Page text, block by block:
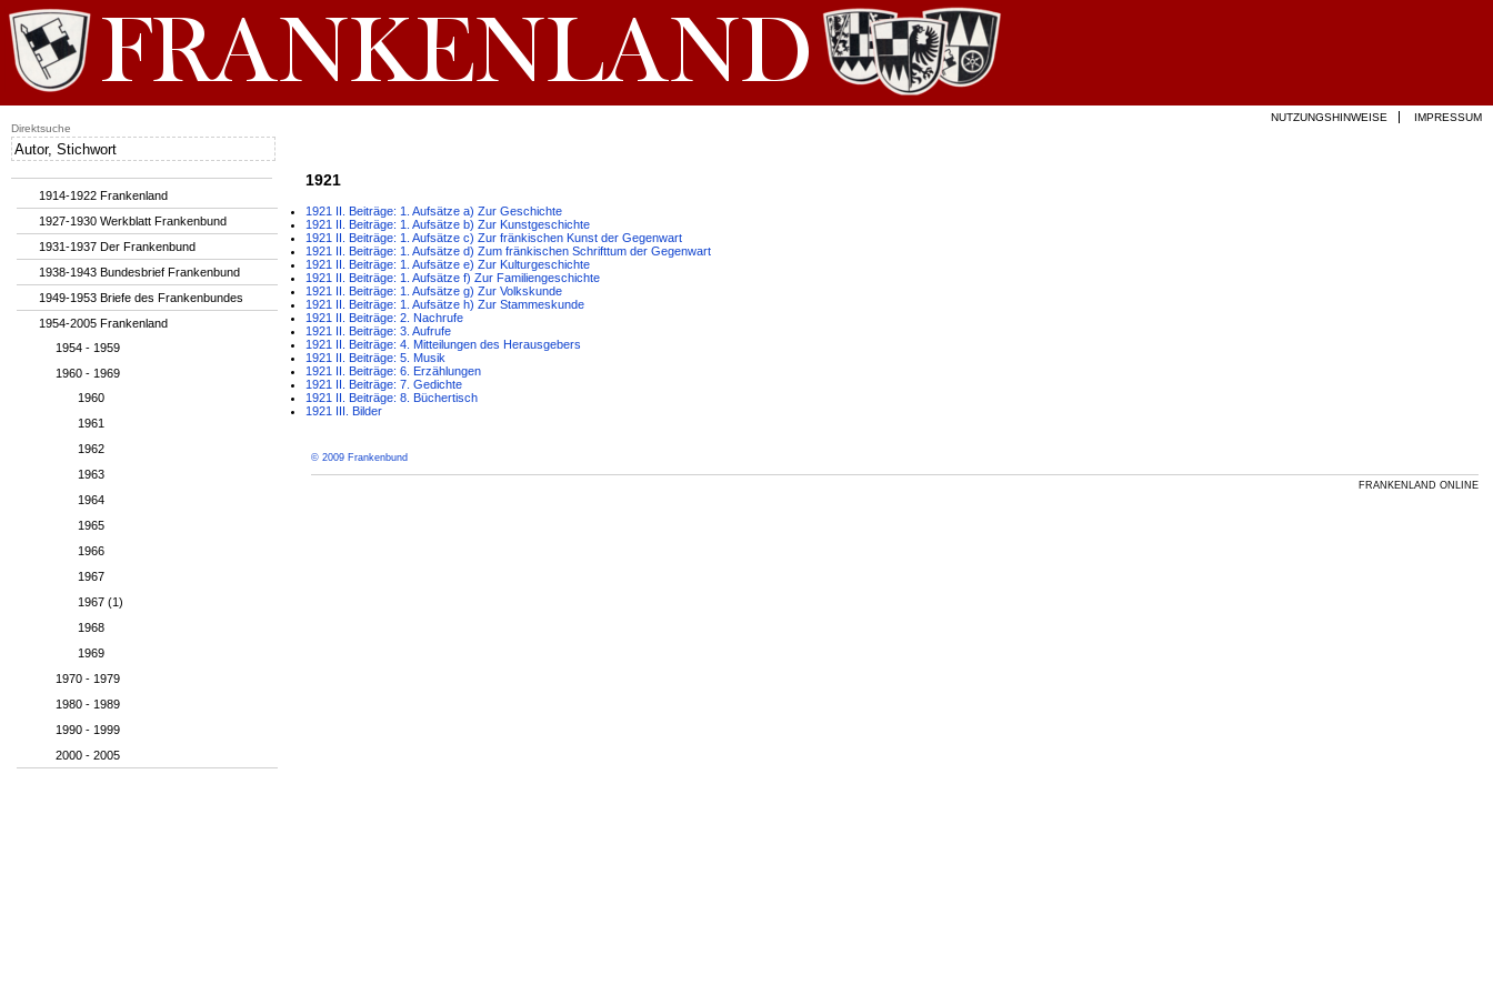
1921
1921 II. Beiträge: 1. Aufsätze a) Zur Geschichte
1921 II. Beiträge: 1. Aufsätze b) Zur Kunstgeschichte
1921 II. Beiträge: 1. Aufsätze c) Zur fränkischen Kunst der Gegenwart
1921 II. Beiträge: 1. Aufsätze d) Zum fränkischen Schrifttum der Gegenwart
1921 II. Beiträge: 1. Aufsätze e) Zur Kulturgeschichte
1921 II. Beiträge: 1. Aufsätze f) Zur Familiengeschichte
1921 II. Beiträge: 1. Aufsätze g) Zur Volkskunde
1921 II. Beiträge: 1. Aufsätze h) Zur Stammeskunde
1921 II. Beiträge: 2. Nachrufe
1921 II. Beiträge: 3. Aufrufe
1921 II. Beiträge: 4. Mitteilungen des Herausgebers
1921 II. Beiträge: 5. Musik
1921 II. Beiträge: 6. Erzählungen
1921 II. Beiträge: 7. Gedichte
1921 II. Beiträge: 8. Büchertisch
1921 III. Bilder
© 2009 Frankenbund
FRANKENLAND ONLINE
1914-1922 Frankenland
1927-1930 Werkblatt Frankenbund
1931-1937 Der Frankenbund
1938-1943 Bundesbrief Frankenbund
1949-1953 Briefe des Frankenbundes
1954-2005 Frankenland
1954 - 1959
1960 - 1969
1960
1961
1962
1963
1964
1965
1966
1967
1967 (1)
1968
1969
1970 - 1979
1980 - 1989
1990 - 1999
2000 - 2005
NUTZUNGSHINWEISE
IMPRESSUM
Direktsuche